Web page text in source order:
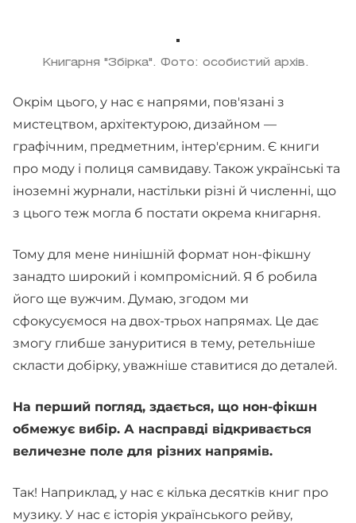
Книгарня "Збірка". Фото: особистий архів.
Окрім цього, у нас є напрями, пов'язані з
мистецтвом, архітектурою, дизайном —
графічним, предметним, інтер'єрним. Є книги
про моду і полиця самвидаву. Також українські та
іноземні журнали, настільки різні й численні, що
з цього теж могла б постати окрема книгарня.
Тому для мене нинішній формат нон-фікшну
занадто широкий і компромісний. Я б робила
його ще вужчим. Думаю, згодом ми
сфокусуємося на двох-трьох напрямах. Це дає
змогу глибше зануритися в тему, ретельніше
скласти добірку, уважніше ставитися до деталей.
На перший погляд, здається, що нон-фікшн
обмежує вибір. А насправді відкривається
величезне поле для різних напрямів.
Так! Наприклад, у нас є кілька десятків книг про
музику. У нас є історія українського рейву,